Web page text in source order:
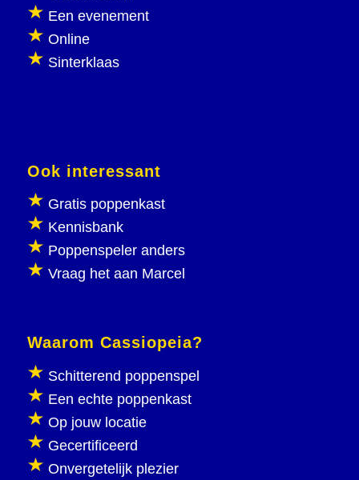
Een evenement
Online
Sinterklaas
Ook interessant
Gratis poppenkast
Kennisbank
Poppenspeler anders
Vraag het aan Marcel
Waarom Cassiopeia?
Schitterend poppenspel
Een echte poppenkast
Op jouw locatie
Gecertificeerd
Onvergetelijk plezier